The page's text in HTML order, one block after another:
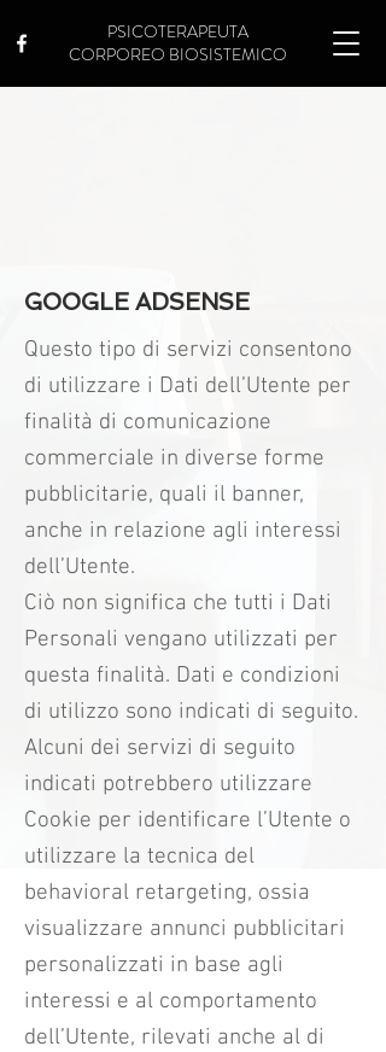
PSICOTERAPEUTA
CORPOREO BIOSISTEMICO
GOOGLE ADSENSE
Questo tipo di servizi consentono
di utilizzare i Dati dell’Utente per
finalità di comunicazione
commerciale in diverse forme
pubblicitarie, quali il banner,
anche in relazione agli interessi
dell’Utente.
Ciò non significa che tutti i Dati
Personali vengano utilizzati per
questa finalità. Dati e condizioni
di utilizzo sono indicati di seguito.
Alcuni dei servizi di seguito
indicati potrebbero utilizzare
Cookie per identificare l’Utente o
utilizzare la tecnica del
behavioral retargeting, ossia
visualizzare annunci pubblicitari
personalizzati in base agli
interessi e al comportamento
dell’Utente, rilevati anche al di